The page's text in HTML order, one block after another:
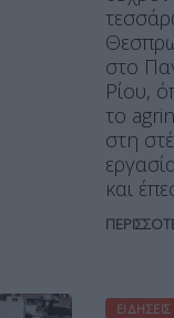
στο
Ρίου,
το
στη
και
ΕΙΔΉΣΕΙΣ